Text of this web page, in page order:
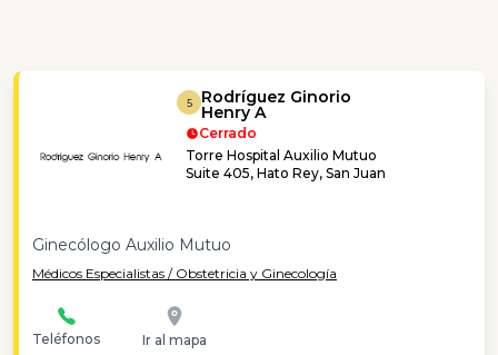
5 Rodríguez Ginorio
Henry A
Cerrado
Torre Hospital Auxilio Mutuo
Suite 405, Hato Rey, San Juan
Ginecólogo Auxilio Mutuo
Médicos Especialistas / Obstetricia y Ginecología
Teléfonos Ir al mapa